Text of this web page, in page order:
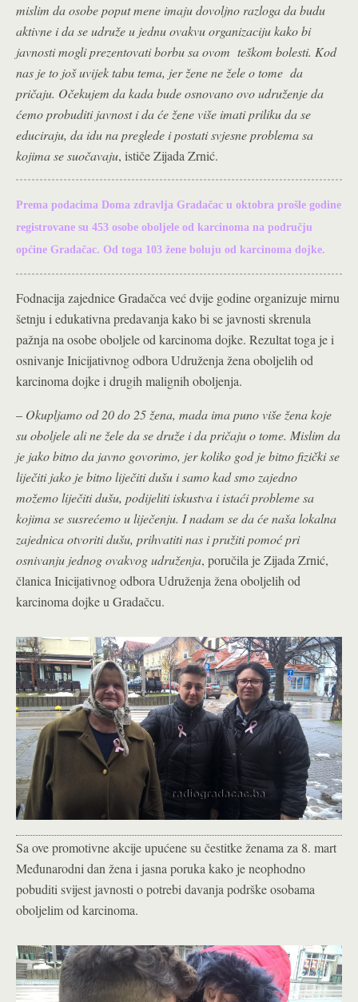
mislim da osobe poput mene imaju dovoljno razloga da budu
aktivne i da se udruže u jednu ovakvu organizaciju kako bi
javnosti mogli prezentovati borbu sa ovom teškom bolesti. Kod
nas je to još uvijek tabu tema, jer žene ne žele o tome da
pričaju. Očekujem da kada bude osnovano ovo udruženje da
ćemo probuditi javnost i da će žene više imati priliku da se
educiraju, da idu na preglede i postati svjesne problema sa
kojima se suočavaju, ističe Zijada Zrnić.
Prema podacima Doma zdravlja Gradačac u oktobra prošle godine
registrovane su 453 osobe oboljele od karcinoma na području
općine Gradačac. Od toga 103 žene boluju od karcinoma dojke.
Fodnacija zajednice Gradačca već dvije godine organizuje mirnu
šetnju i edukativna predavanja kako bi se javnosti skrenula
pažnja na osobe oboljele od karcinoma dojke. Rezultat toga je i
osnivanje Inicijativnog odbora Udruženja žena oboljelih od
karcinoma dojke i drugih malignih oboljenja.
– Okupljamo od 20 do 25 žena, mada ima puno više žena koje
su oboljele ali ne žele da se druže i da pričaju o tome. Mislim da
je jako bitno da javno govorimo, jer koliko god je bitno fizički se
liječiti jako je bitno liječiti dušu i samo kad smo zajedno
možemo liječiti dušu, podijeliti iskustva i istaći probleme sa
kojima se susrećemo u liječenju. I nadam se da će naša lokalna
zajednica otvoriti dušu, prihvatiti nas i pružiti pomoć pri
osnivanju jednog ovakvog udruženja, poručila je Zijada Zrnić,
članica Inicijativnog odbora Udruženja žena oboljelih od
karcinoma dojke u Gradačcu.
Sa ove promotivne akcije upućene su čestitke ženama za 8. mart
Međunarodni dan žena i jasna poruka kako je neophodno
pobuditi svijest javnosti o potrebi davanja podrške osobama
oboljelim od karcinoma.